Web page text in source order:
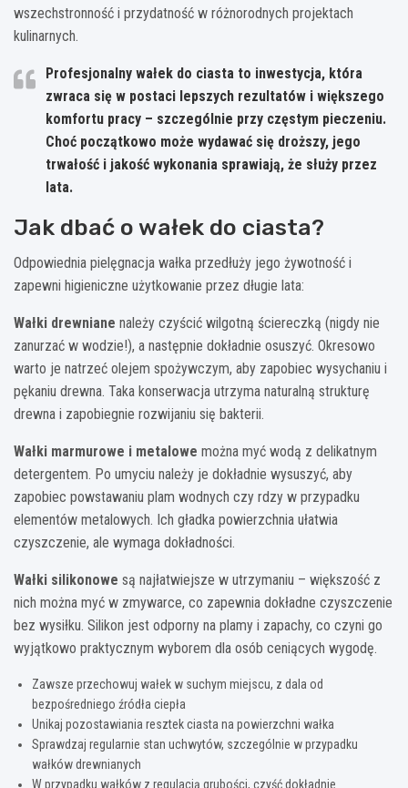
wszechstronność i przydatność w różnorodnych projektach
kulinarnych.
Profesjonalny wałek do ciasta to inwestycja, która
zwraca się w postaci lepszych rezultatów i większego
komfortu pracy – szczególnie przy częstym pieczeniu.
Choć początkowo może wydawać się droższy, jego
trwałość i jakość wykonania sprawiają, że służy przez
lata.
Jak dbać o wałek do ciasta?
Odpowiednia pielęgnacja wałka przedłuży jego żywotność i
zapewni higieniczne użytkowanie przez długie lata:
Wałki drewniane należy czyścić wilgotną ściereczką (nigdy nie
zanurzać w wodzie!), a następnie dokładnie osuszyć. Okresowo
warto je natrzeć olejem spożywczym, aby zapobiec wysychaniu i
pękaniu drewna. Taka konserwacja utrzyma naturalną strukturę
drewna i zapobiegnie rozwijaniu się bakterii.
Wałki marmurowe i metalowe można myć wodą z delikatnym
detergentem. Po umyciu należy je dokładnie wysuszyć, aby
zapobiec powstawaniu plam wodnych czy rdzy w przypadku
elementów metalowych. Ich gładka powierzchnia ułatwia
czyszczenie, ale wymaga dokładności.
Wałki silikonowe są najłatwiejsze w utrzymaniu – większość z
nich można myć w zmywarce, co zapewnia dokładne czyszczenie
bez wysiłku. Silikon jest odporny na plamy i zapachy, co czyni go
wyjątkowo praktycznym wyborem dla osób ceniących wygodę.
Zawsze przechowuj wałek w suchym miejscu, z dala od
bezpośredniego źródła ciepła
Unikaj pozostawiania resztek ciasta na powierzchni wałka
Sprawdzaj regularnie stan uchwytów, szczególnie w przypadku
wałków drewnianych
W przypadku wałków z regulacją grubości, czyść dokładnie